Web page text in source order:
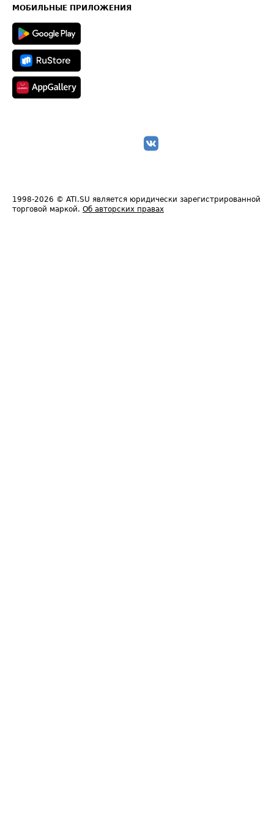
Техническая информация
МОБИЛЬНЫЕ ПРИЛОЖЕНИЯ
1998-2026 © ATI.SU является юридически зарегистрированной
торговой маркой. Об авторских правах